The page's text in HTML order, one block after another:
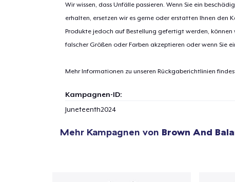
Wir wissen, dass Unfälle passieren. Wenn Sie ein
erhalten, ersetzen wir es gerne oder erstatten Ihnen den
Produkte jedoch auf Bestellung gefertigt werden,
falscher Größen oder Farben akzeptieren oder wenn Sie
Mehr Informationen zu unseren Rückgaberichtlinien
Kampagnen-ID:
Juneteenth2024
Mehr Kampagnen von Brown And
Zur